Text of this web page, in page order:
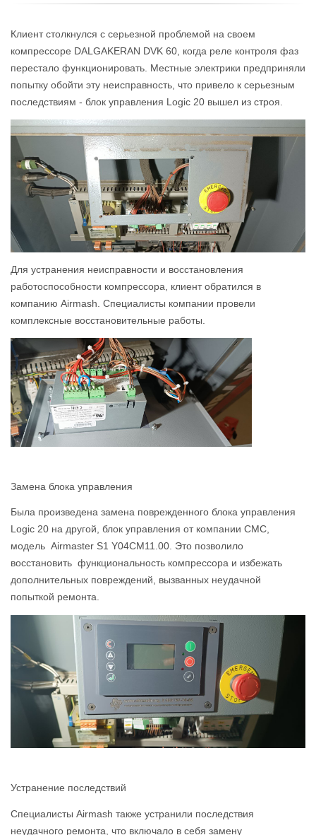
Клиент столкнулся с серьезной проблемой на своем
компрессоре DALGAKERAN DVK 60, когда реле контроля фаз
перестало функционировать. Местные электрики предприняли
попытку обойти эту неисправность, что привело к серьезным
последствиям - блок управления Logic 20 вышел из строя.
Для устранения неисправности и восстановления
работоспособности компрессора, клиент обратился в
компанию Airmash. Специалисты компании провели
комплексные восстановительные работы.
Замена блока управления
Была произведена замена поврежденного блока управления
Logic 20 на другой, блок управления от компании CMC,
модель Airmaster S1 Y04СМ11.00. Это позволило
восстановить функциональность компрессора и избежать
дополнительных повреждений, вызванных неудачной
попыткой ремонта.
Устранение последствий
Специалисты Airmash также устранили последствия
неудачного ремонта, что включало в себя замену